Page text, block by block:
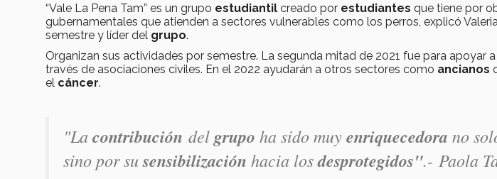
“Vale La Pena Tam” es un grupo estudiantil creado por estudiantes que tiene por
gubernamentales que atienden a sectores vulnerables como los perros, explicó
semestre y líder del grupo.
Organizan sus actividades por semestre. La segunda mitad de 2021 fue para apoyar a
través de asociaciones civiles. En el 2022 ayudarán a otros sectores como ancianos
el cáncer.
"Lacontribución delgrupo ha sido muyenriquecedora no
sino por susensibilización hacia losdesprotegidos".- Paola